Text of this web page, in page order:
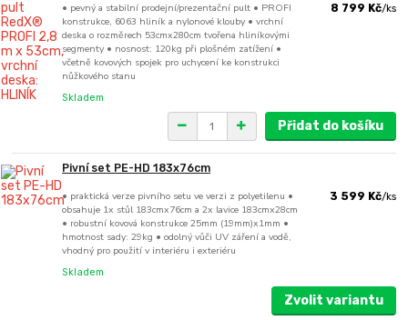
• pevný a stabilní prodejní/prezentační pult • PROFI
konstrukce, 6063 hliník a nylonové klouby • vrchní
deska o rozměrech 53cmx280cm tvořena hliníkovými
segmenty • nosnost: 120kg při plošném zatížení •
včetně kovových spojek pro uchycení ke konstrukci
nůžkového stanu
8 799 Kč/ks
Skladem
Přidat do košíku
Pivní set PE-HD 183x76cm
• praktická verze pivního setu ve verzi z polyetilenu •
obsahuje 1x stůl 183cmx76cm a 2x lavice 183cmx28cm
• robustní kovová konstrukce 25mm (19mm)x1mm •
hmotnost sady: 29kg • odolný vůči UV záření a vodě,
vhodný pro použití v interiéru i exteriéru
3 599 Kč/ks
Skladem
Zvolit variantu